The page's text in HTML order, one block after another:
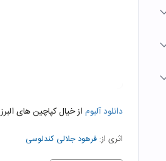
دانلود آلبوم از خیال کپاچین های البرز
اثری از: فرهود جلالی کندلوسی